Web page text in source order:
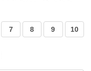
7 8 9 10